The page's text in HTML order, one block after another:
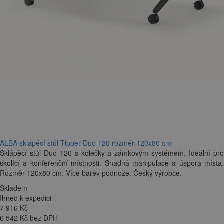
ALBA sklápěcí stůl Tipper Duo 120 rozměr 120x80 cm
Sklápěcí stůl Duo 120 s kolečky a zámkovým systémem. Ideální pro
školící a konferenční místnosti. Snadná manipulace a úspora místa.
Rozměr 120x80 cm. Více barev podnože. Český výrobce.
Skladem
Ihned k expedici
7 916 Kč
6 542 Kč bez DPH